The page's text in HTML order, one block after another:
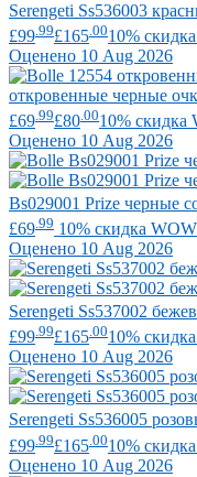
Serengeti Ss536003
£99.99£165.0010%
Оценено 10 Aug 2026
откровенные черные
£69 .99£80 .0010% скидка
Оценено 10 Aug 2026
Bs029001 Prize черные
£69 .99 10% скидка
Оценено 10 Aug 2026
Serengeti Ss537002
£99.99£165.0010%
Оценено 10 Aug 2026
Serengeti Ss536005
£99 .99£165 .0010%
Оценено 10 Aug 2026